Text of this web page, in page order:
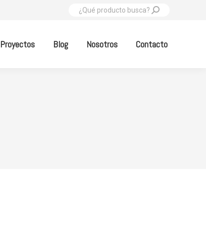
Buscar:
Proyectos Blog Nosotros Contacto